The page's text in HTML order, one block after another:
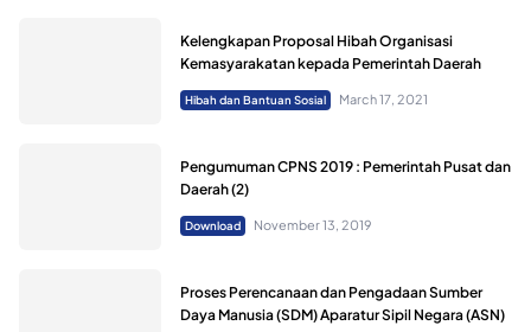
Kelengkapan Proposal Hibah Organisasi
Kemasyarakatan kepada Pemerintah Daerah
Hibah dan Bantuan Sosial March 17, 2021
Pengumuman CPNS 2019 : Pemerintah Pusat dan
Daerah (2)
Download November 13, 2019
Proses Perencanaan dan Pengadaan Sumber
Daya Manusia (SDM) Aparatur Sipil Negara (ASN)